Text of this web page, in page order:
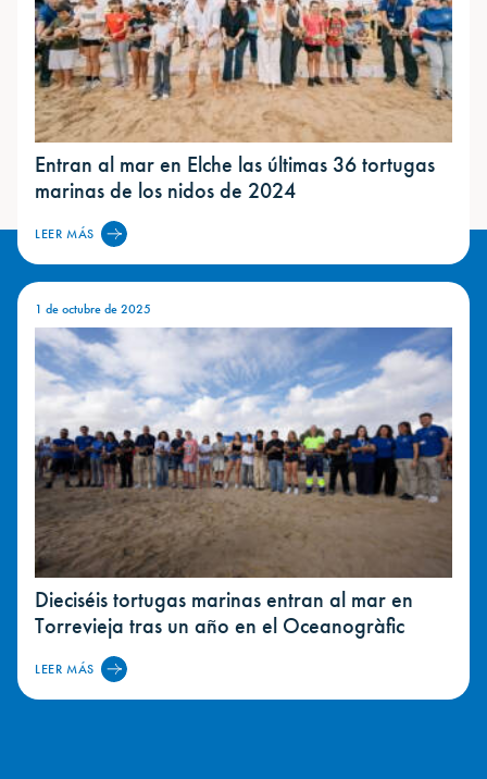
Entran al mar en Elche las últimas 36 tortugas
marinas de los nidos de 2024
LEER MÁS
1 de octubre de 2025
Dieciséis tortugas marinas entran al mar en
Torrevieja tras un año en el Oceanogràfic
LEER MÁS